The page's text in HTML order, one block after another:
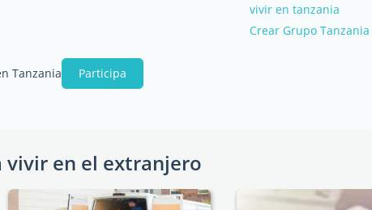
vivir en tanzania
Crear Grupo Tanzania
Tanzania Participa
vivir en el extranjero